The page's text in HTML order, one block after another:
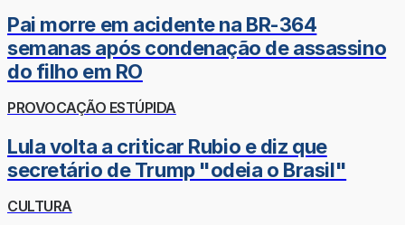
Pai morre em acidente na BR-364
semanas após condenação de assassino
do filho em RO
PROVOCAÇÃO ESTÚPIDA
Lula volta a criticar Rubio e diz que
secretário de Trump "odeia o Brasil"
CULTURA